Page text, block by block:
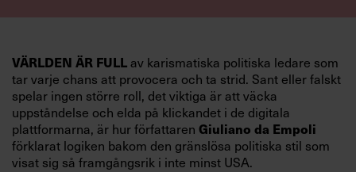
VÄRLDEN ÄR FULLav karismatiska politiska ledare som
tar varje chans att provocera och ta strid. Sant eller falskt
spelar ingen större roll, det viktiga är att väcka
uppståndelse och elda på klickandet i de digitala
plattformarna, är hur författaren Giuliano da Empoli
förklarat logiken bakom den gränslösa politiska stil som
visat sig så framgångsrik i inte minst USA.